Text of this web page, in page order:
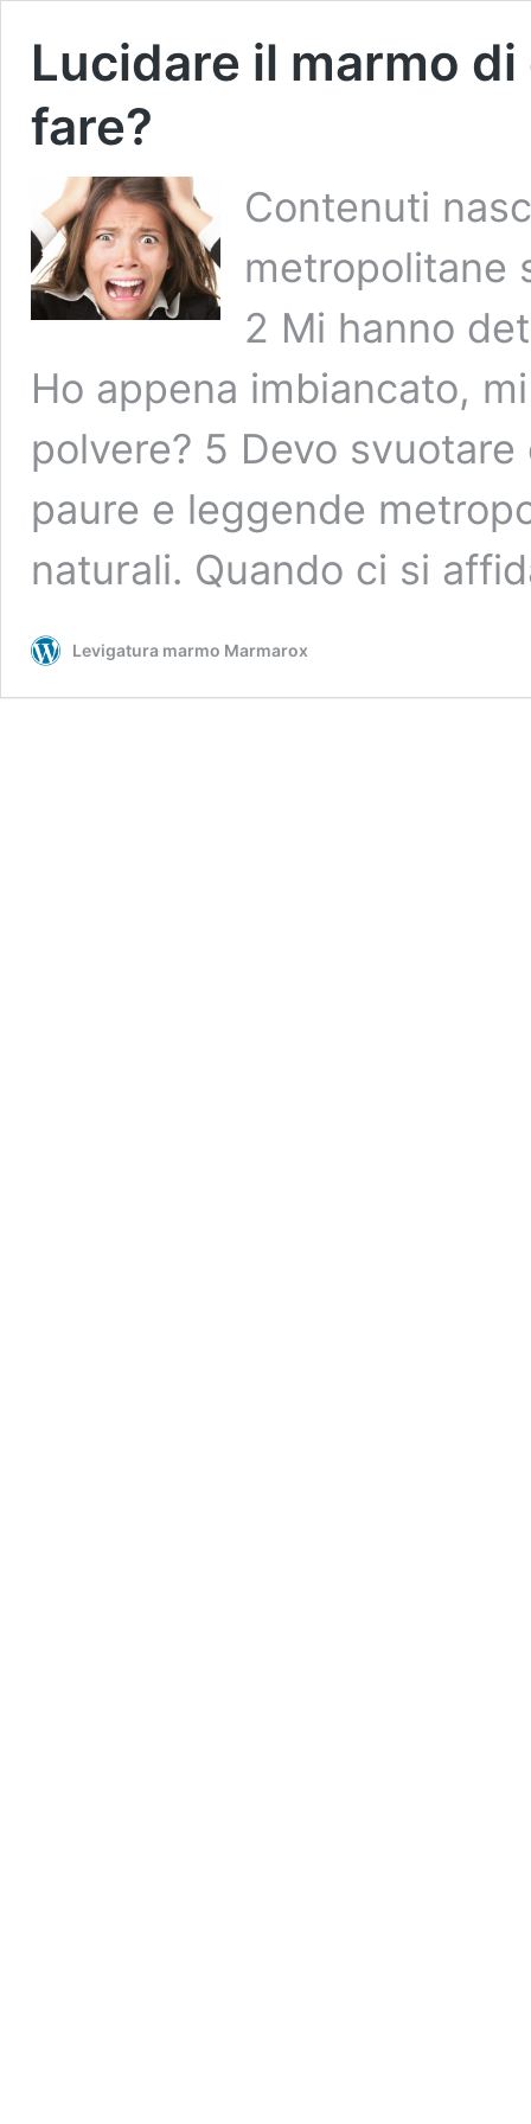
Lucidare il marmo
fare?
Contenuti
metropolitane
2 Mi hanno
Ho appena imbiancato,
polvere? 5 Devo
paure e leggende
naturali. Quando ci si
Levigatura marmo Marmarox